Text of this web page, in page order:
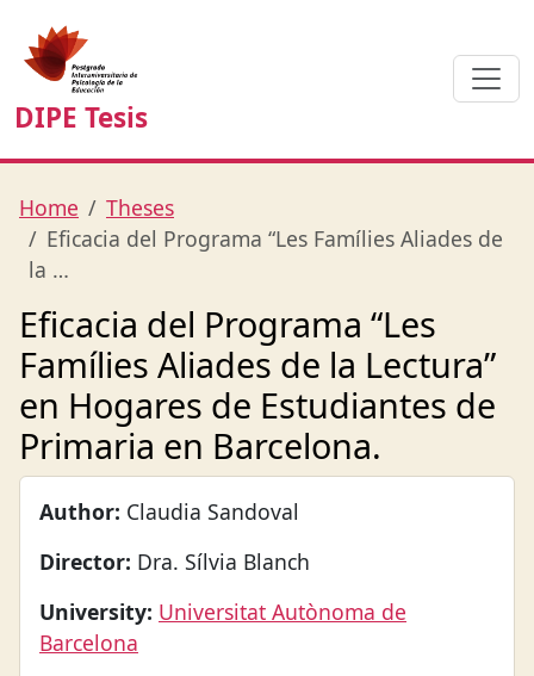
DIPE Tesis
Home
Theses
Eficacia del Programa “Les Famílies Aliades de
la …
Eficacia del Programa “Les
Famílies Aliades de la Lectura”
en Hogares de Estudiantes de
Primaria en Barcelona.
Author: Claudia Sandoval
Director: Dra. Sílvia Blanch
University: Universitat Autònoma de
Barcelona